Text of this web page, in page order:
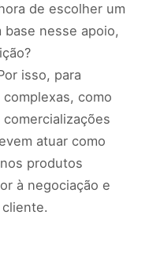
de escolher um
nesse apoio,
isso, para
como
atuar como
produtos
à negociação e